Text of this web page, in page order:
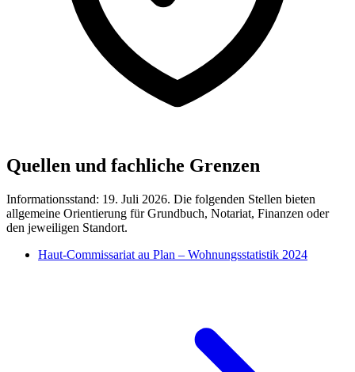
Quellen und fachliche Grenzen
Informationsstand: 19. Juli 2026. Die folgenden Stellen bieten
allgemeine Orientierung für Grundbuch, Notariat, Finanzen oder
den jeweiligen Standort.
Haut-Commissariat au Plan – Wohnungsstatistik 2024